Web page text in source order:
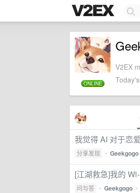
ONLINE
V2EX
我觉得 AI 对于恋
分享发现 • Geekgogo
[江湖救急]我的
问与答 • Geekgogo •